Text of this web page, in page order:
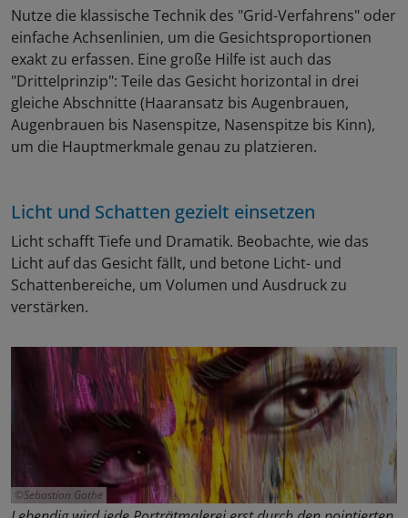
Nutze die klassische Technik des "Grid-Verfahrens" oder
einfache Achsenlinien, um die Gesichtsproportionen
exakt zu erfassen. Eine große Hilfe ist auch das
"Drittelprinzip": Teile das Gesicht horizontal in drei
gleiche Abschnitte (Haaransatz bis Augenbrauen,
Augenbrauen bis Nasenspitze, Nasenspitze bis Kinn),
um die Hauptmerkmale genau zu platzieren.
Licht und Schatten gezielt einsetzen
Licht schafft Tiefe und Dramatik. Beobachte, wie das
Licht auf das Gesicht fällt, und betone Licht- und
Schattenbereiche, um Volumen und Ausdruck zu
verstärken.
Sebastian Gothe